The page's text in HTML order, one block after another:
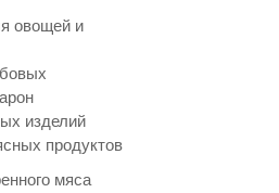
овощей и
изделий
продуктов
мяса